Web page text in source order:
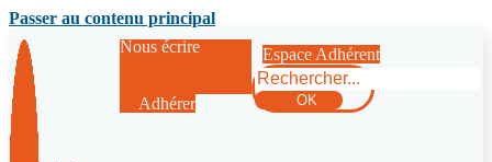
Passer au contenu principal
Nous écrire
Adhérer
Espace Adhérent
Rechercher
OK